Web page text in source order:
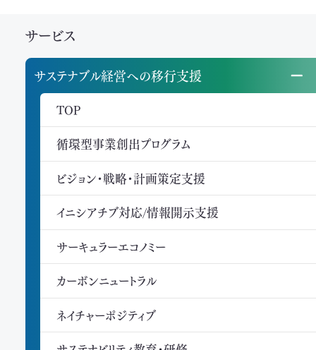
サービス
サステナブル経営への移行支援
TOP
循環型事業創出プログラム
ビジョン・戦略・計画策定支援
イニシアチブ対応/情報開示支援
サーキュラーエコノミー
カーボンニュートラル
ネイチャーポジティブ